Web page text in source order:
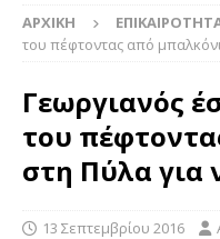
ΑΡΧΙΚΉ
του πέφτοντας από
Γεωργιανός
του
στη Πύλα για
13 Σεπτεμβρίου 2016